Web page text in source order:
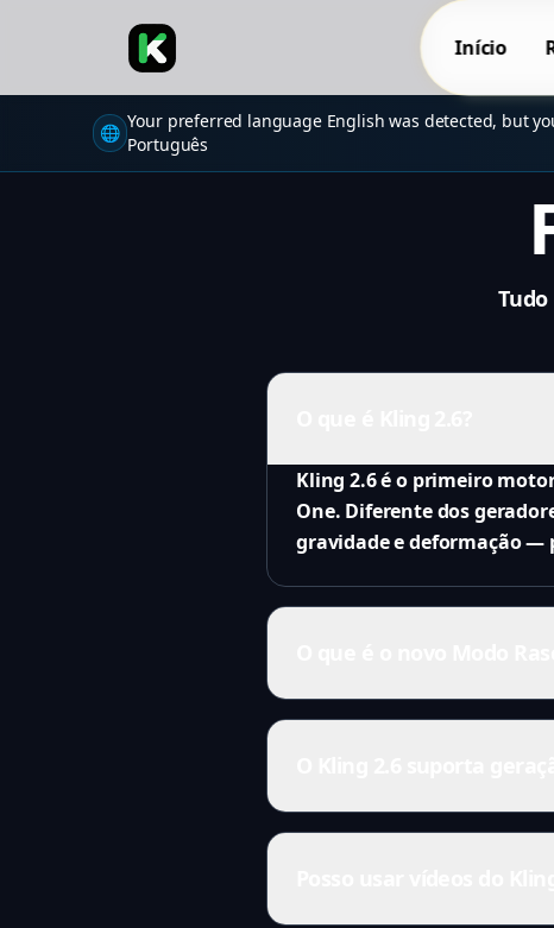
Início
🌐
Your preferred language English was detected, but
Português
Kling 2.6 é o primeiro
One. Diferente dos
gravidade e deformação —